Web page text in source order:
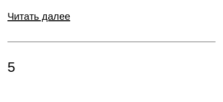
Читать далее
5